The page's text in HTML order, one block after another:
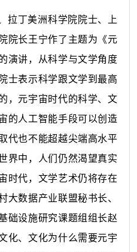
拉丁美洲科学院院士、上
院长王宁作了主题为《元
演讲，从科学与文学角度
士表示科学跟文学到最高
，元宇宙时代的科学、文
的人工智能手段可以创造
代也不能超越尖端高水平
界中，人们仍然渴望真实
时代，文学艺术仍将存在
大数据产业联盟秘书长、
础设施研究课题组组长赵
化、文化为什么需要元宇